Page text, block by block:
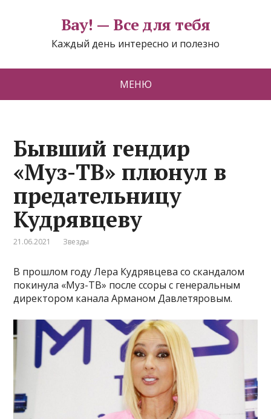
Вау! — Все для тебя
Каждый день интересно и полезно
МЕНЮ
Бывший гендир
«Муз-ТВ» плюнул в
предательницу
Кудрявцеву
21.06.2021 Звезды
В прошлом году Лера Кудрявцева со скандалом
покинула «Муз-ТВ» после ссоры с генеральным
директором канала Арманом Давлетяровым.